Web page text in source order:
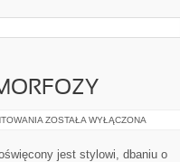
INSPIRUJĄCE
METAMORFOZY
ZOSTAŁA WYŁĄCZONA
jest stylowi, dbaniu o